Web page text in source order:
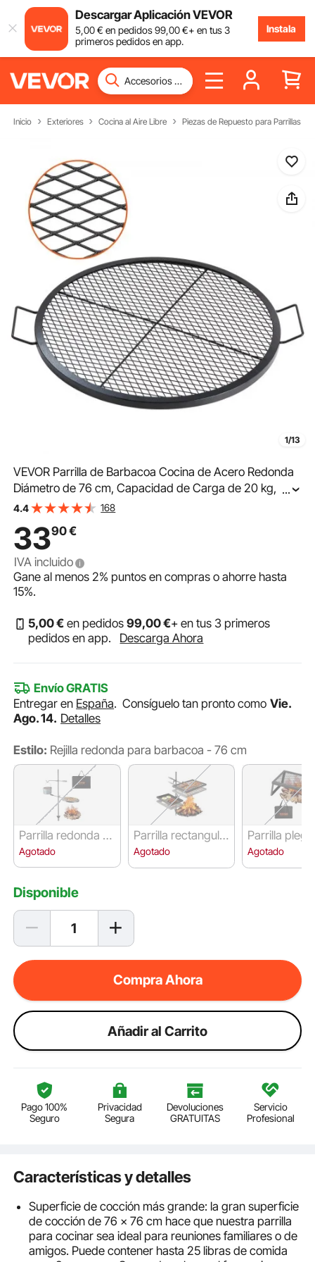
Descargar Aplicación VEVOR
5,00€ en pedidos99,00€+ en tus 3
primeros pedidos en app.
Instala
Inicio Exteriores Cocina al Aire Libre Piezas de Repuesto para Parrillas
1/13
VEVOR Parrilla de Barbacoa Cocina de Acero Redonda
Diámetro de 76 cm, Capacidad de Carga de 20 kg,
Material de Utensilios con Marca X para Chimenea,
...
4.4 168
3390€
IVA incluido
Gane al menos2% puntos en compras o ahorre hasta
15%.
5,00€ en pedidos99,00€+ en tus 3 primeros
pedidos en app.
Descarga Ahora
Envío GRATIS
Entregar en España.Consíguelo tan pronto como Vie.
Ago. 14. Detalles
Estilo: Rejilla redonda para barbacoa - 76 cm
Parrilla redonda v
ertical - 36 cm
Agotado
Parrilla rectangula
r vertical - 43 cm
Agotado
Parrilla
46 cm
Agotado
Disponible
Compra Ahora
Añadir al Carrito
Pago 100%
Seguro
Privacidad
Segura
Devoluciones
GRATUITAS
Servicio
Profesional
Características y detalles
Superficie de cocción más grande: la gran superficie
de cocción de 76 x 76 cm hace que nuestra parrilla
para cocinar sea ideal para reuniones familiares o de
amigos. Puede contener hasta 25 libras de comida